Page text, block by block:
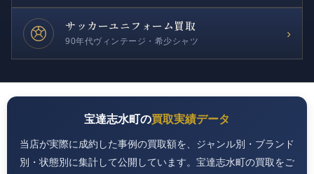
サッカーユニフォーム買取
90年代ヴィンテージ・希少シャツ
›
宝達志水町の買取実績データ
当店が実際に成約した事例の買取額を、ジャンル別・ブランド
別・状態別に集計して公開しています。宝達志水町の買取をご